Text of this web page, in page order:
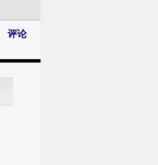
评论